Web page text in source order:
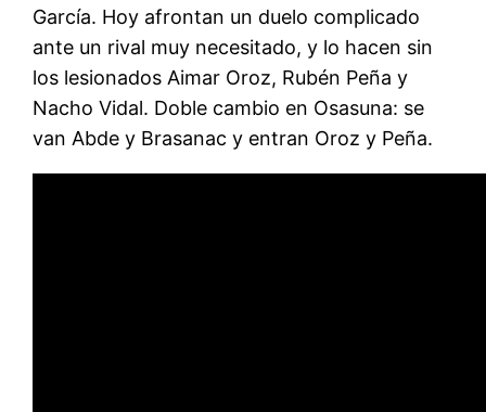
García. Hoy afrontan un duelo complicado
ante un rival muy necesitado, y lo hacen sin
los lesionados Aimar Oroz, Rubén Peña y
Nacho Vidal. Doble cambio en Osasuna: se
van Abde y Brasanac y entran Oroz y Peña.